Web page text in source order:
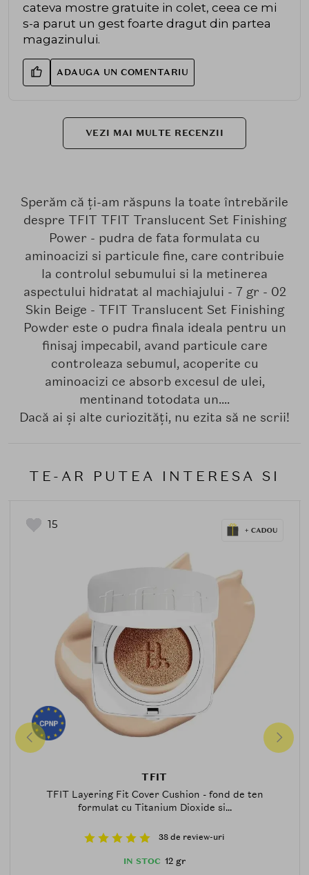
cateva mostre gratuite in colet, ceea ce mi
s-a parut un gest foarte dragut din partea
magazinului.
ADAUGA UN COMENTARIU
VEZI MAI MULTE RECENZII
Sperăm că ți-am răspuns la toate întrebările
despre TFIT TFIT Translucent Set Finishing
Power - pudra de fata formulata cu
aminoacizi si particule fine, care contribuie
la controlul sebumului si la metinerea
aspectului hidratat al machiajului - 7 gr - 02
Skin Beige - TFIT Translucent Set Finishing
Powder este o pudra finala ideala pentru un
finisaj impecabil, avand particule care
controleaza sebumul, acoperite cu
aminoacizi ce absorb excesul de ulei,
mentinand totodata un....
Dacă ai și alte curiozități, nu ezita să ne scrii!
TE-AR PUTEA INTERESA SI
15
TFIT
TFIT Layering Fit Cover Cushion - fond de ten
formulat cu Titanium Dioxide si...
38 de review-uri
IN STOC 12 gr